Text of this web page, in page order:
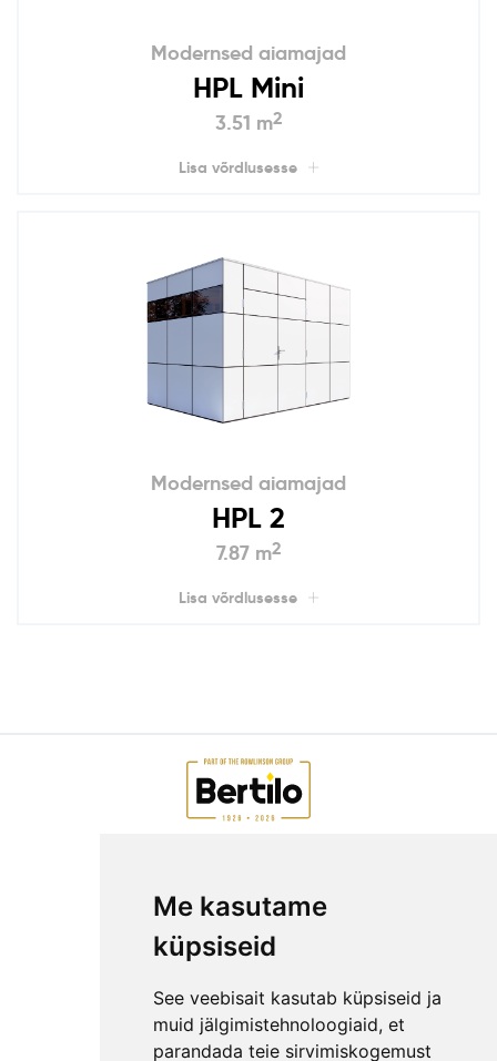
Me kasutame
küpsiseid
See veebisait kasutab küpsiseid ja
muid jälgimistehnoloogiaid, et
parandada teie sirvimiskogemust
Modernsed aiamajad
HPL Mini
3.51 m2
Lisa võrdlusesse
Modernsed aiamajad
HPL 2
7.87 m2
Lisa võrdlusesse
ETTEVÕTTEST
KKK
KONTAKT
MEESKOND
GARANTIITINGIMUSED
PRIVAATSUSPOLIITIKA